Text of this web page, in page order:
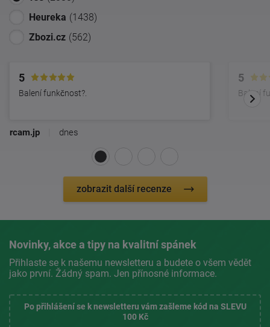
Heureka (1438)
Zbozi.cz (562)
5
Balení funkčnost?.
rcam.jp dnes
5
Balení
zobrazit další recenze
Novinky, akce a tipy na kvalitní spánek
Přihlaste se k našemu newsletteru a budete o všem vědět
jako první. Žádný spam. Jen přínosné informace.
Po přihlášení se k newsletteru vám zašleme kód na SLEVU
100 Kč